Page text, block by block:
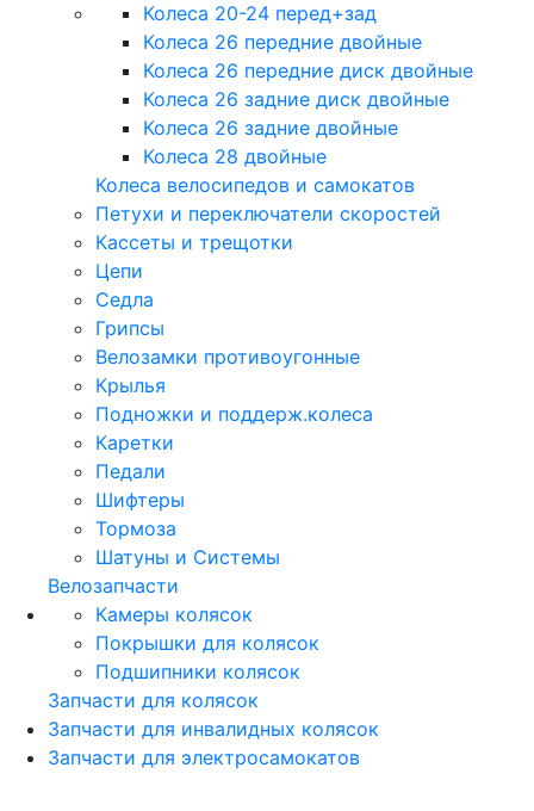
Колеса 20-24 перед+зад
Колеса 26 передние двойные
Колеса 26 передние диск двойные
Колеса 26 задние диск двойные
Колеса 26 задние двойные
Колеса 28 двойные
Колеса велосипедов и самокатов
Петухи и переключатели скоростей
Кассеты и трещотки
Цепи
Седла
Грипсы
Велозамки противоугонные
Крылья
Подножки и поддерж.колеса
Каретки
Педали
Шифтеры
Тормоза
Шатуны и Системы
Велозапчасти
Камеры колясок
Покрышки для колясок
Подшипники колясок
Запчасти для колясок
Запчасти для инвалидных колясок
Запчасти для электросамокатов